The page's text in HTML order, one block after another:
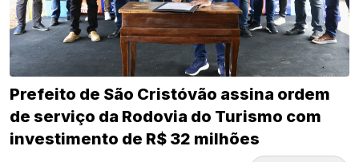
Prefeito de São Cristóvão assina ordem
de serviço da Rodovia do Turismo com
investimento de R$ 32 milhões